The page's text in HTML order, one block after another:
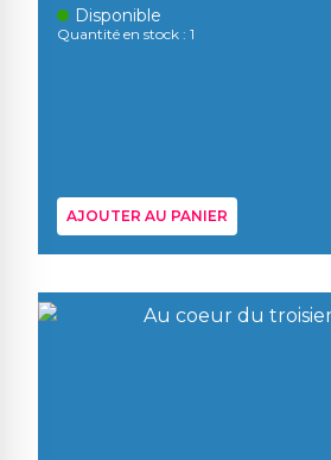
Disponible
Quantité en stock : 1
AJOUTER AU PANIER